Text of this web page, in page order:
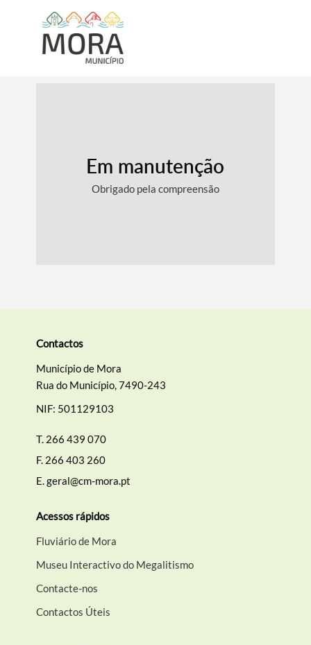
Termo de Pesquisa
Categorias gerais
Em manutenção
Obrigado pela compreensão
Contactos
Município de Mora
Rua do Município, 7490-243
NIF: 501129103
T. 266 439 070
F. 266 403 260
E.geral@cm-mora.pt
Acessos rápidos
Fluviário de Mora
Museu Interactivo do Megalitismo
Contacte-nos
Contactos Úteis